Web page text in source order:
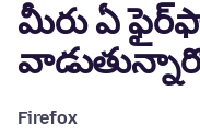
మీరు ఏ
Firefox